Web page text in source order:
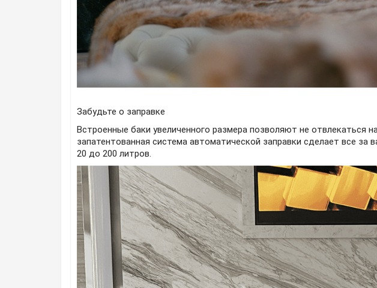
Забудьте о заправке
Встроенные баки увеличенного размера позволяют не отвлекаться
запатентованная система автоматической заправки сделает все
20 до 200 литров.